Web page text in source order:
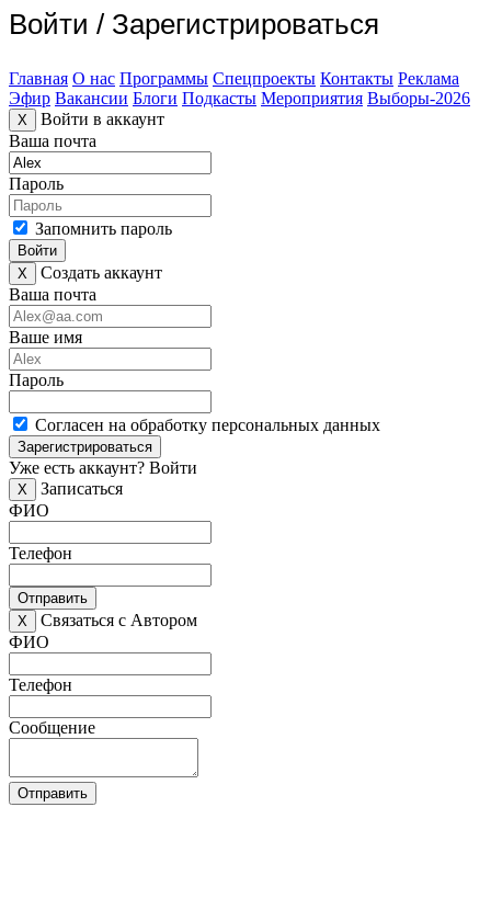
Войти / Зарегистрироваться
Главная О нас Программы Спецпроекты Контакты Реклама
Эфир Вакансии Блоги Подкасты Мероприятия Выборы-2026
X
Войти в аккаунт
Ваша почта
Пароль
Запомнить пароль
Войти
X
Создать аккаунт
Ваша почта
Ваше имя
Пароль
Согласен на обработку персональных данных
Зарегистрироваться
Уже есть аккаунт? Войти
X
Записаться
ФИО
Телефон
Отправить
X
Связаться с Автором
ФИО
Телефон
Сообщение
Отправить